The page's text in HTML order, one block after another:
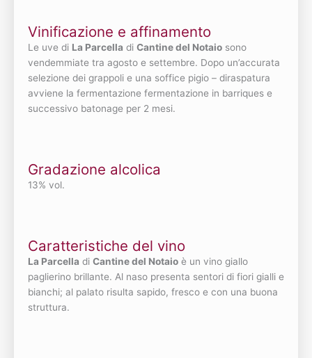
Vinificazione e affinamento
Le uve di La Parcella di Cantine del Notaio sono
vendemmiate tra agosto e settembre. Dopo un’accurata
selezione dei grappoli e una soffice pigio – diraspatura
avviene la fermentazione fermentazione in barriques e
successivo batonage per 2 mesi.
Gradazione alcolica
13% vol.
Caratteristiche del vino
La Parcella di Cantine del Notaio è un vino giallo
paglierino brillante. Al naso presenta sentori di fiori gialli e
bianchi; al palato risulta sapido, fresco e con una buona
struttura.